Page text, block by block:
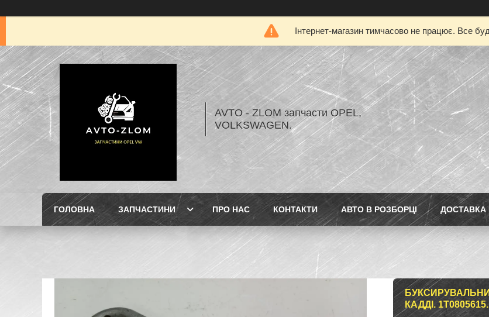
Інтернет-магазин тимчасово не працює. Все
AVTO - ZLOM запчасти OPEL,
VOLKSWAGEN.
ГОЛОВНА ЗАПЧАСТИНИ ПРО НАС КОНТАКТИ АВТО В РОЗБОРЦІ ДОСТАВКА
БУКСИРУВАЛЬНИЙ
КАДДІ. 1T0805615.